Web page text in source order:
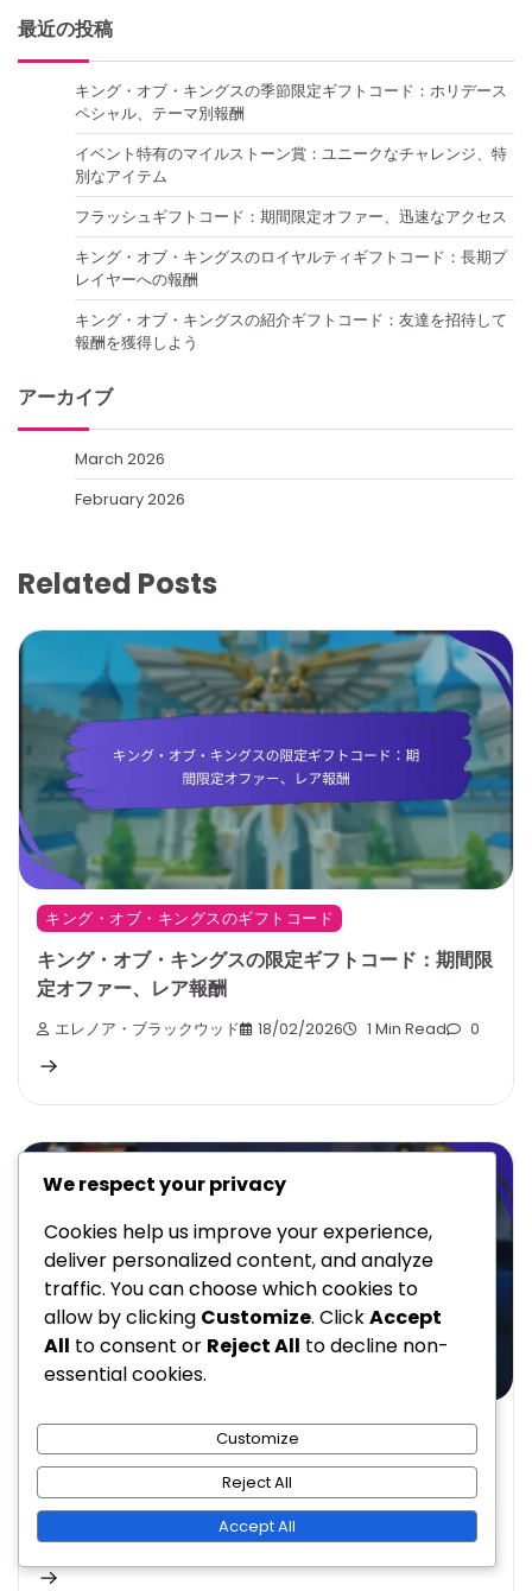
最近の投稿
キング・オブ・キングスの季節限定ギフトコード：ホリデース
ペシャル、テーマ別報酬
イベント特有のマイルストーン賞：ユニークなチャレンジ、特
別なアイテム
フラッシュギフトコード：期間限定オファー、迅速なアクセス
キング・オブ・キングスのロイヤルティギフトコード：長期プ
レイヤーへの報酬
キング・オブ・キングスの紹介ギフトコード：友達を招待して
報酬を獲得しよう
アーカイブ
March 2026
February 2026
Related Posts
キング・オブ・キングスのギフトコード
キング・オブ・キングスの限定ギフトコード：期間限
定オファー、レア報酬
エレノア・ブラックウッド 18/02/2026 1 Min Read 0
キング・オブ・キングスのギフトコード
キング・オブ・キングスのデイリーギフトコード：定
期的な更新、新しい機会
エレノア・ブラックウッド 11/03/2026 1 Min Read 0
We respect your privacy
Cookies help us improve your experience,
deliver personalized content, and analyze
traffic. You can choose which cookies to
allow by clicking Customize. ClickAccept
All to consent or Reject All to decline non-
essential cookies.
Customize
Reject All
Accept All